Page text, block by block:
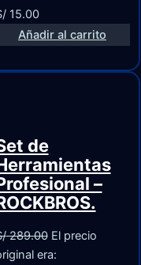
15.00
Añadir al carrito
de
–
289.00 El precio
era: